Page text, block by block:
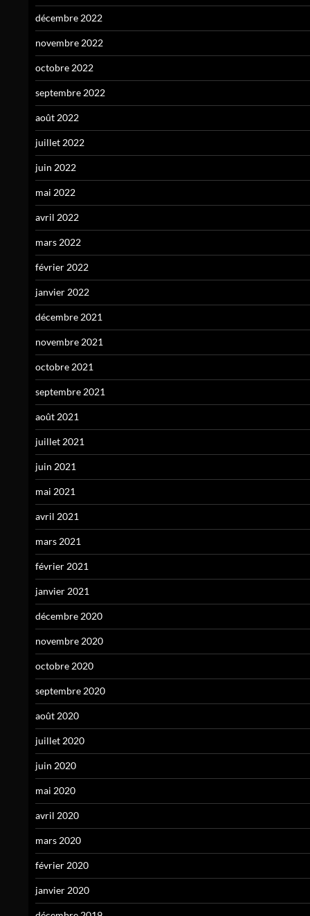
décembre 2022
novembre 2022
octobre 2022
septembre 2022
août 2022
juillet 2022
juin 2022
mai 2022
avril 2022
mars 2022
février 2022
janvier 2022
décembre 2021
novembre 2021
octobre 2021
septembre 2021
août 2021
juillet 2021
juin 2021
mai 2021
avril 2021
mars 2021
février 2021
janvier 2021
décembre 2020
novembre 2020
octobre 2020
septembre 2020
août 2020
juillet 2020
juin 2020
mai 2020
avril 2020
mars 2020
février 2020
janvier 2020